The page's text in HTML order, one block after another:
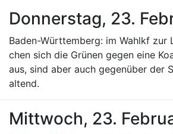
Donnerstag, 23.
Baden-Württemberg: im Wahlkf zur
chen sich die Grünen gegen eine
aus, sind aber auch gegenüber der
altend.
Mittwoch, 23.